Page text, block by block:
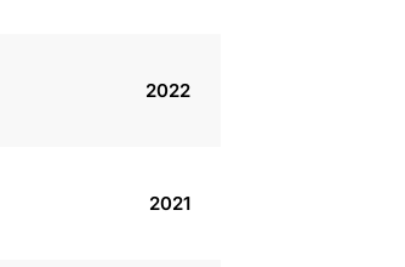
2022
2021